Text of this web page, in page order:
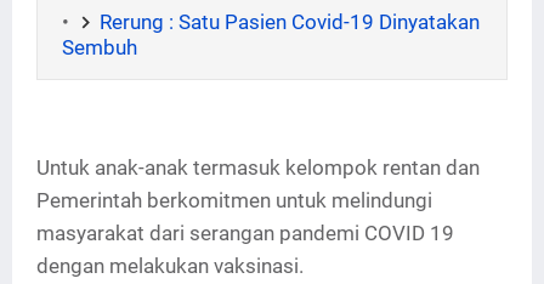
Rerung : Satu Pasien Covid-19 Dinyatakan
Sembuh
Untuk anak-anak termasuk kelompok rentan dan
Pemerintah berkomitmen untuk melindungi
masyarakat dari serangan pandemi COVID 19
dengan melakukan vaksinasi.